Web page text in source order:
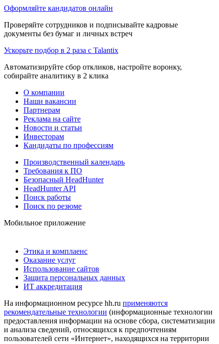
Оформляйте кандидатов онлайн
Проверяйте сотрудников и подписывайте кадровые
документы без бумаг и личных встреч
Ускорьте подбор в 2 раза с Talantix
Автоматизируйте сбор откликов, настройте воронку,
собирайте аналитику в 2 клика
О компании
Наши вакансии
Партнерам
Реклама на сайте
Новости и статьи
Инвесторам
Кандидаты по профессиям
Производственный календарь
Требования к ПО
Безопасный HeadHunter
HeadHunter API
Поиск работы
Поиск по резюме
Мобильное приложение
Этика и комплаенс
Оказание услуг
Использование сайтов
Защита персональных данных
ИТ аккредитация
На информационном ресурсе hh.ru применяются
рекомендательные технологии (информационные технологии
предоставления информации на основе сбора, систематизации
и анализа сведений, относящихся к предпочтениям
пользователей сети «Интернет», находящихся на территории